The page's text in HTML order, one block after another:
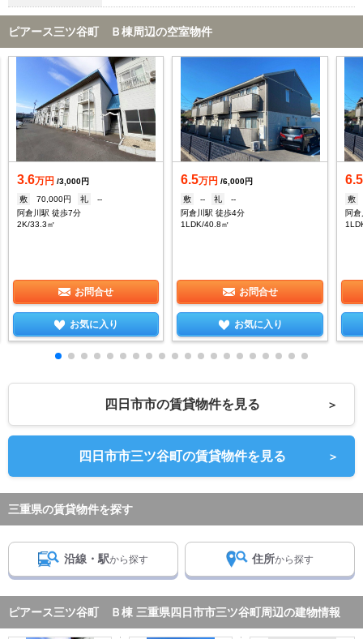
ピアース三ツ谷町 Ｂ棟周辺の空室物件
3.6万円 /3,000円
敷
70,000円 礼
--
阿倉川駅 徒歩7分
2K/33.3㎡
お問合せ
お気に入り
6.5万円 /6,000円
敷
-- 礼
--
阿倉川駅 徒歩4分
1LDK/40.8㎡
お問合せ
お気に入り
6.5
敷
阿倉
四日市市の賃貸物件を見る ＞
四日市市三ツ谷町の賃貸物件を見る ＞
三重県の賃貸物件を探す
沿線・駅から探す 住所から探す
ピアース三ツ谷町 Ｂ棟 三重県四日市市三ツ谷町周辺の建物情報